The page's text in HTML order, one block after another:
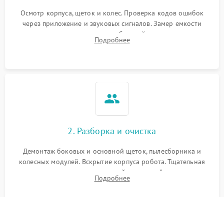
Осмотр корпуса, щеток и колес. Проверка кодов ошибок
через приложение и звуковых сигналов. Замер емкости
аккумулятора и тестирование базовой станции зарядки.
Оценка работы лидара, бампера и датчиков падения для
Подробнее
2. Разборка и очистка
Демонтаж боковых и основной щеток, пылесборника и
колесных модулей. Вскрытие корпуса робота. Тщательная
очистка внутренних полостей, шестерней и плат от
скопившейся пыли, волос и шерсти животных с
Подробнее